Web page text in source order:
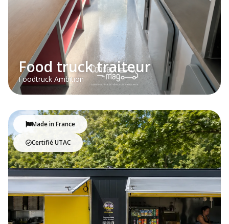
Food truck traiteur
Foodtruck Ambition
Made in France
Certifié UTAC